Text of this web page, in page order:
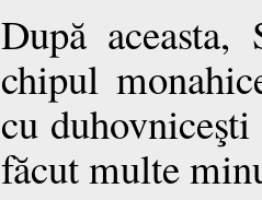
După
chipul
cu
făcut multe